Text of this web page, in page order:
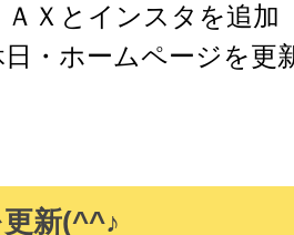
ＡＸとインスタを追加
・ホームページを更
新(^^♪